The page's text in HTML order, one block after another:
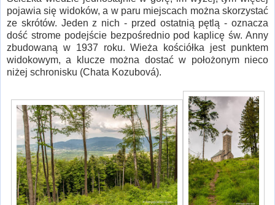
pojawia się widoków, a w paru miejscach można skorzystać
ze skrótów. Jeden z nich - przed ostatnią pętlą - oznacza
dość strome podejście bezpośrednio pod kaplicę św. Anny
zbudowaną w 1937 roku. Wieża kościółka jest punktem
widokowym, a klucze można dostać w położonym nieco
niżej schronisku (Chata Kozubová).